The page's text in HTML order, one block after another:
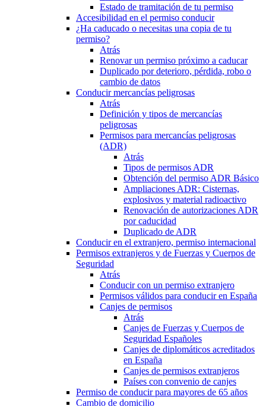
Estado de tramitación de tu permiso
Accesibilidad en el permiso conducir
¿Ha caducado o necesitas una copia de tu
permiso?
Atrás
Renovar un permiso próximo a caducar
Duplicado por deterioro, pérdida, robo o
cambio de datos
Conducir mercancías peligrosas
Atrás
Definición y tipos de mercancías
peligrosas
Permisos para mercancías peligrosas
(ADR)
Atrás
Tipos de permisos ADR
Obtención del permiso ADR Básico
Ampliaciones ADR: Cisternas,
explosivos y material radioactivo
Renovación de autorizaciones ADR
por caducidad
Duplicado de ADR
Conducir en el extranjero, permiso internacional
Permisos extranjeros y de Fuerzas y Cuerpos de
Seguridad
Atrás
Conducir con un permiso extranjero
Permisos válidos para conducir en España
Canjes de permisos
Atrás
Canjes de Fuerzas y Cuerpos de
Seguridad Españoles
Canjes de diplomáticos acreditados
en España
Canjes de permisos extranjeros
Países con convenio de canjes
Permiso de conducir para mayores de 65 años
Cambio de domicilio